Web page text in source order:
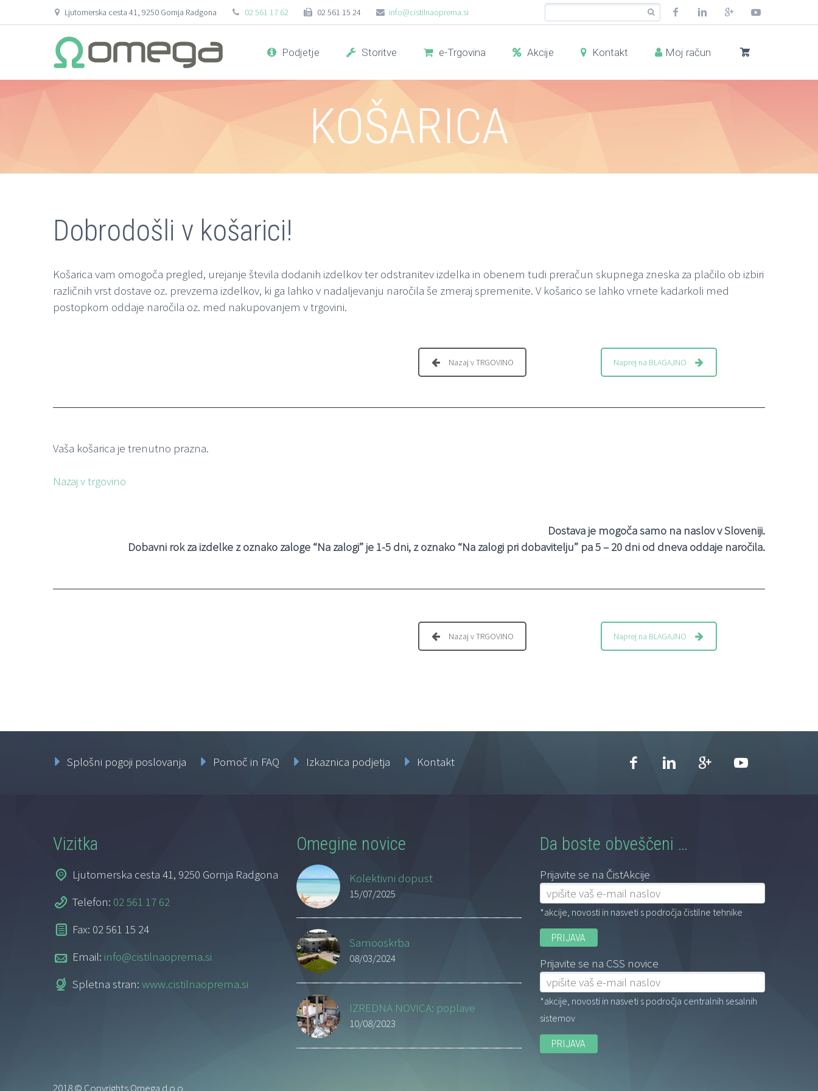
Ljutomerska cesta 41, 9250 Gornja Radgona 02 561 17 62 02 561 15 24 info@cistilnaoprema.si
Podjetje Storitve e-Trgovina Akcije Kontakt Moj račun
KOŠARICA
Dobrodošli v košarici!
Košarica vam omogoča pregled, urejanje števila dodanih izdelkov ter odstranitev izdelka in obenem tudi preračun skupnega zneska za plačilo ob izbiri
različnih vrst dostave oz. prevzema izdelkov, ki ga lahko v nadaljevanju naročila še zmeraj spremenite. V košarico se lahko vrnete kadarkoli med
postopkom oddaje naročila oz. med nakupovanjem v trgovini.
Nazaj v TRGOVINO Naprej na BLAGAJNO
Vaša košarica je trenutno prazna.
Nazaj v trgovino
Dostava je mogoča samo na naslov v Sloveniji.
Dobavni rok za izdelke z oznako zaloge “Na zalogi” je 1-5 dni, z oznako “Na zalogi pri dobavitelju” pa 5 – 20 dni od dneva oddaje naročila.
Nazaj v TRGOVINO Naprej na BLAGAJNO
Splošni pogoji poslovanja Pomoč in FAQ Izkaznica podjetja Kontakt
Vizitka
Ljutomerska cesta 41, 9250 Gornja Radgona
Telefon: 02 561 17 62
Fax: 02 561 15 24
Email: info@cistilnaoprema.si
Spletna stran: www.cistilnaoprema.si
Omegine novice
Kolektivni dopust
15/07/2025
Samooskrba
08/03/2024
IZREDNA NOVICA: poplave
10/08/2023
Da boste obveščeni …
Prijavite se na ČistAkcije
*akcije, novosti in nasveti s področja čistilne tehnike
Prijavite se na CSS novice
*akcije, novosti in nasveti s področja centralnih sesalnih
sistemov
2018 © Copyrights Omega d.o.o.